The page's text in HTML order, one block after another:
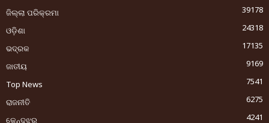
ଜିଲ୍ଲା ପରିକ୍ରମା
39178
ଓଡ଼ିଶା
24318
ଭଦ୍ରକ
17135
ଜାତୀୟ
9169
Top News
7541
ରାଜନୀତି
6275
କେନ୍ଦୁଝର
4241